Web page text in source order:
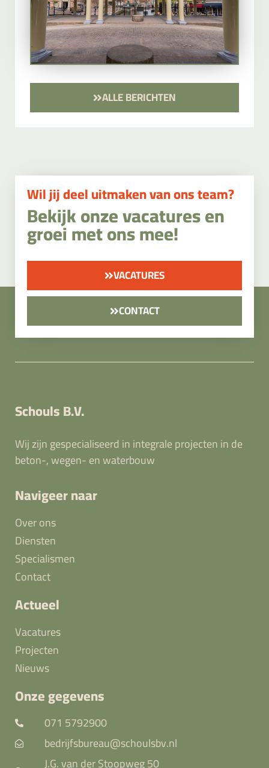
ALLE BERICHTEN
Wil jij deel uitmaken van ons team?
Bekijk onze vacatures en
groei met ons mee!
VACATURES
CONTACT
Schouls B.V.
Wij zijn gespecialiseerd in integrale projecten in de
beton-, wegen- en waterbouw
Navigeer naar
Over ons
Diensten
Specialismen
Contact
Actueel
Vacatures
Projecten
Nieuws
Onze gegevens
071 5792900
bedrijfsbureau@schoulsbv.nl
J.G. van der Stoopweg 50